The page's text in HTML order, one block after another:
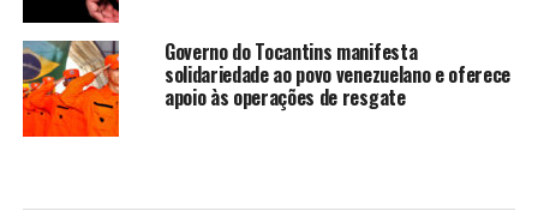
Governo do Tocantins manifesta
solidariedade ao povo venezuelano e oferece
apoio às operações de resgate